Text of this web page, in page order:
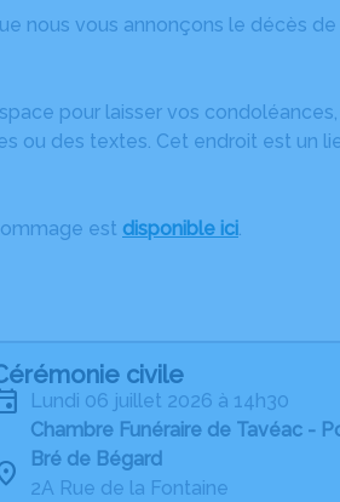
nous vous annonçons le décès
pour laisser vos
ou des textes. Cet endroit est un
est disponible ici.
civile
lundi 06 juillet 2026 à 14h30
Chambre Funéraire de Tavéac -
Bré de Bégard
2A Rue de la Fontaine